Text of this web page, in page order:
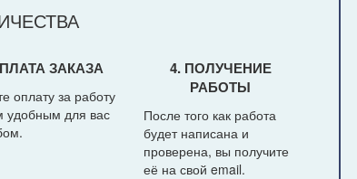
ЗАКАЗА
оплату за работу
для вас
4. ПОЛУЧЕНИЕ
РАБОТЫ
После того как работа
будет написана и
проверена, вы получите
её на свой email.